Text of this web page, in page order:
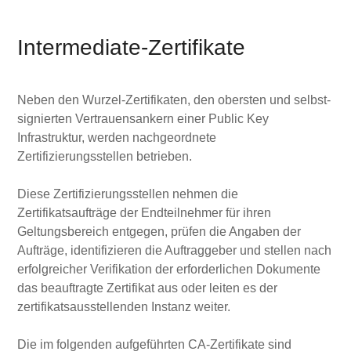
Intermediate-Zertifikate
Neben den Wurzel-Zertifikaten, den obersten und selbst-
signierten Vertrauensankern einer Public Key
Infrastruktur, werden nachgeordnete
Zertifizierungsstellen betrieben.
Diese Zertifizierungsstellen nehmen die
Zertifikatsaufträge der Endteilnehmer für ihren
Geltungsbereich entgegen, prüfen die Angaben der
Aufträge, identifizieren die Auftraggeber und stellen nach
erfolgreicher Verifikation der erforderlichen Dokumente
das beauftragte Zertifikat aus oder leiten es der
zertifikatsausstellenden Instanz weiter.
Die im folgenden aufgeführten CA-Zertifikate sind